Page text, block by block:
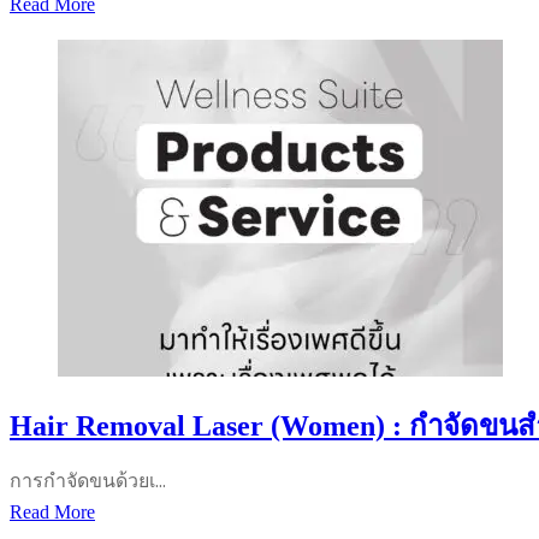
Read More
Indiba
Hair Removal Laser (Women) : กำจัดข
การกำจัดขนด้วยเ…
Read MoreHair